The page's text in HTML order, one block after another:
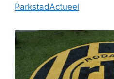
ParkstadActueel